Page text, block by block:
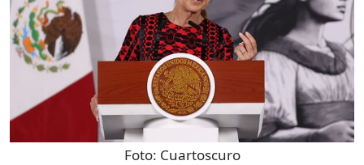
Foto: Cuartoscuro